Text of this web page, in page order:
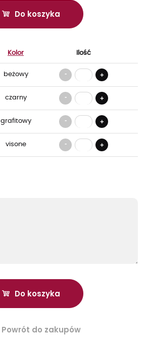
Do koszyka
Kolor Ilość
beżowy - +
czarny - +
grafitowy - +
visone - +
Powrót do zakupów